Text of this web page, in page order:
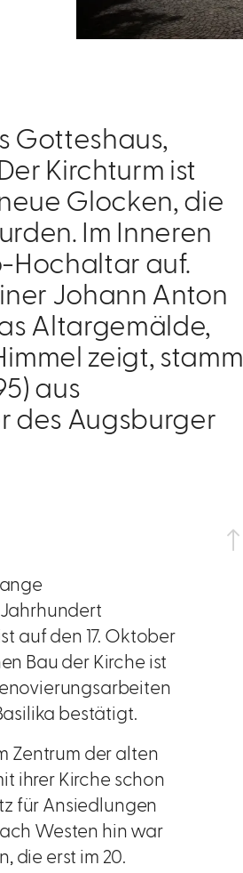
Gotteshaus,
Kirchturm ist
Glocken, die
Im Inneren
Hochaltar auf.
Johann Anton
Altargemälde,
zeigt, stamm
aus
des Augsburger
auf den 17. Oktober
Bau der Kirche ist
bestätigt.
Zentrum der alten
ihrer Kirche schon
für Ansiedlungen
Westen hin war
die erst im 20.